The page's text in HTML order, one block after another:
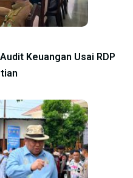
Keuangan Usai RDP